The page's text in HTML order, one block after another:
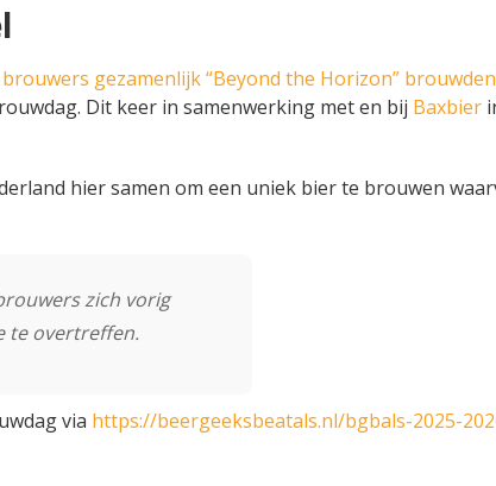
gezamenlijk “Beyond the Horizon” brouwden
Dit keer in samenwerking met en bij Baxbier
hier samen om een uniek bier te brouwen
zich vorig
te overtreffen.
via https://beergeeksbeatals.nl/bgbals-2025-